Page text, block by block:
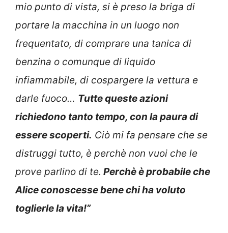
mio punto di vista, si è preso la briga di
portare la macchina in un luogo non
frequentato, di comprare una tanica di
benzina o comunque di liquido
infiammabile, di cospargere la vettura e
darle fuoco… Tutte queste azioni
richiedono tanto tempo, con la paura di
essere scoperti. Ciò mi fa pensare che se
distruggi tutto, è perchè non vuoi che le
prove parlino di te. Perchè è probabile che
Alice conoscesse bene chi ha voluto
toglierle la vita!”